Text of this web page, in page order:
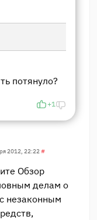
потянуло?
+1
2012, 22:22#
Обзор
делам о
незаконным